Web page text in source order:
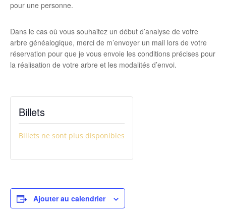
pour une personne.
Dans le cas où vous souhaitez un début d’analyse de votre
arbre généalogique, merci de m’envoyer un mail lors de votre
réservation pour que je vous envoie les conditions précises pour
la réalisation de votre arbre et les modalités d’envoi.
Billets
Billets ne sont plus disponibles
Ajouter au calendrier